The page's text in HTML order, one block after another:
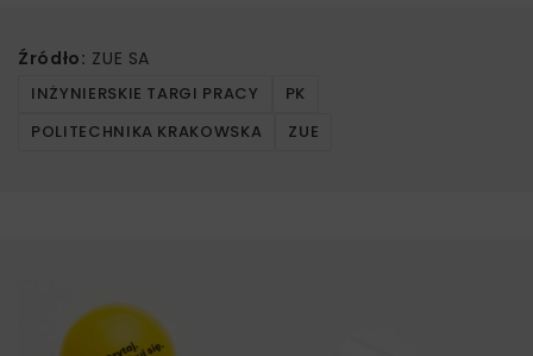
Źródło: ZUE SA
INŻYNIERSKIE TARGI PRACY
PK
POLITECHNIKA KRAKOWSKA
ZUE